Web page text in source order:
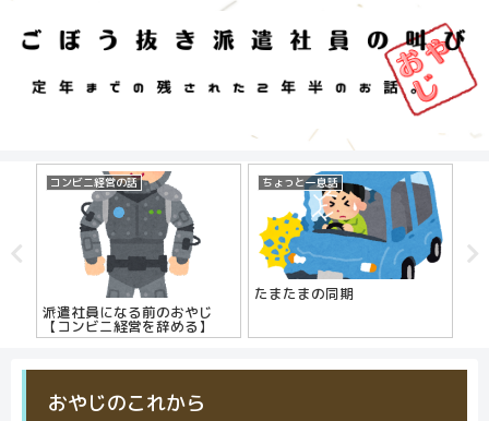
コンビニ経営の話
派遣社員になる前のおやじ
【コンビニ経営を辞める】
ちょっと一息話
たまたまの同期
おやじのこれから